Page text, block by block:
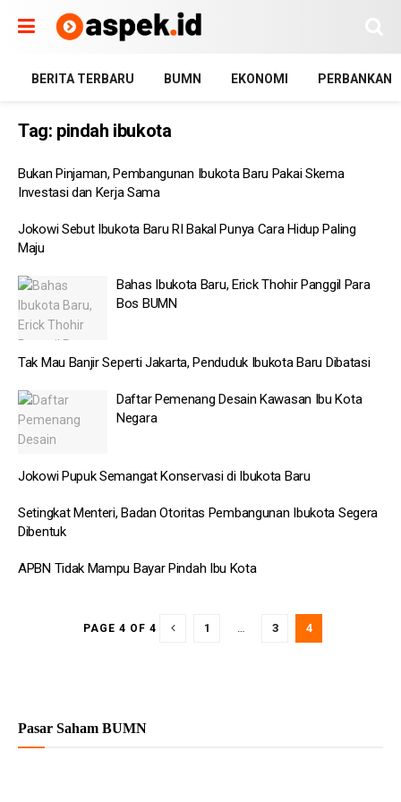
BERITA TERBARU BUMN EKONOMI PERBANKAN
Tag: pindah ibukota
Bukan Pinjaman, Pembangunan Ibukota Baru Pakai Skema
Investasi dan Kerja Sama
Jokowi Sebut Ibukota Baru RI Bakal Punya Cara Hidup Paling
Maju
Bahas Ibukota Baru, Erick Thohir Panggil Para
Bos BUMN
Tak Mau Banjir Seperti Jakarta, Penduduk Ibukota Baru Dibatasi
Daftar Pemenang Desain Kawasan Ibu Kota
Negara
Jokowi Pupuk Semangat Konservasi di Ibukota Baru
Setingkat Menteri, Badan Otoritas Pembangunan Ibukota Segera
Dibentuk
APBN Tidak Mampu Bayar Pindah Ibu Kota
PAGE 4 OF 4 1 … 3 4
Pasar Saham BUMN